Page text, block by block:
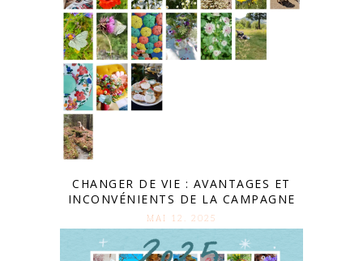
CHANGER DE VIE : AVANTAGES ET
INCONVÉNIENTS DE LA CAMPAGNE
MAI 12. 2025